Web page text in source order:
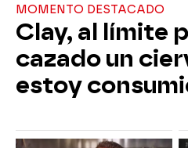
MOMENTO DESTACADO
Clay, al límite
cazado un
estoy